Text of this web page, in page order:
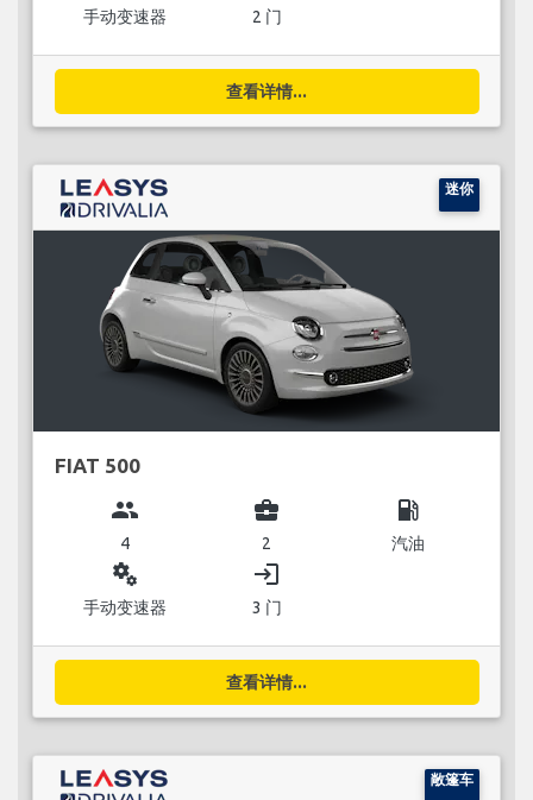
手动变速器 2 门
查看详情...
迷你
FIAT 500
group
4
business_center
2
local_gas_station
汽油
miscellaneous_services
手动变速器
login
3 门
查看详情...
敞篷车